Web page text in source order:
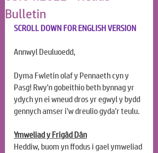
Bulletin
SCROLL DOWN FOR ENGLISH VERSION
Annwyl Deuluoedd,
Dyma Fwletin olaf y Pennaeth cyn y
Pasg! Rwy'n gobeithio beth bynnag yr
ydych yn ei wneud dros yr egwyl y bydd
gennych amser i'w dreulio gyda'r teulu.
Ymweliad y Frigâd Dân
Heddiw, buom yn ffodus i gael ymweliad